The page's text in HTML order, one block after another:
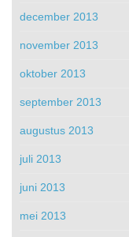
december 2013
november 2013
oktober 2013
september 2013
augustus 2013
juli 2013
juni 2013
mei 2013